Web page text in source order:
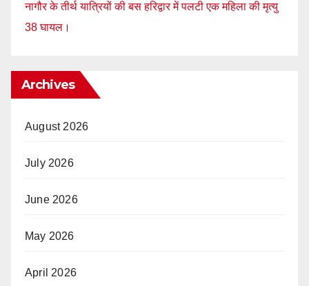
नागौर के तीर्थ यात्रियों की बस हरिद्वार में पलटी एक महिला की मृत्यु
38 घायल।
Archives
August 2026
July 2026
June 2026
May 2026
April 2026